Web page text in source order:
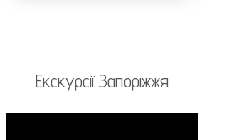
Екскурсії Запоріжжя